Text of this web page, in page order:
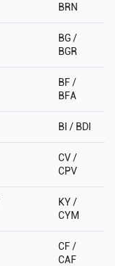
BRN
BG /
BGR
BF /
BFA
BI / BDI
CV /
CPV
KY /
CYM
CF /
CAF